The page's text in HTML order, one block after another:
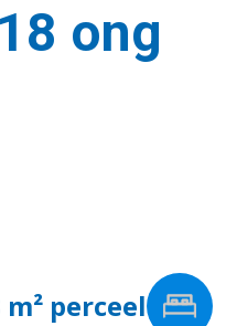
ong
perceel